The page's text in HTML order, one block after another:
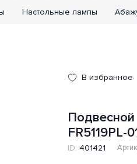
Настольные лампы
В избранное
Подвесной
FR5119PL-
ID: 401421